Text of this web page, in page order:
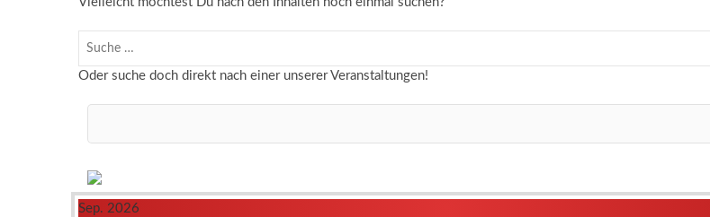
Oder suche doch direkt nach einer unserer Veranstaltungen!
Sep. 2026